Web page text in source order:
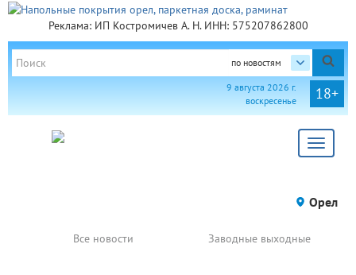
Реклама: ИП Костромичев А. Н. ИНН: 575207862800
по новостям
18+
9 августа 2026 г.
воскресенье
Toggle
Орел
Все новости Заводные выходные